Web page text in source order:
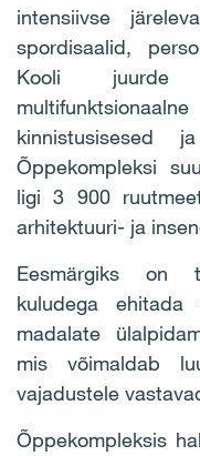
intensiivse
spordisaalid,
Kooli juurde
kinnistusisesed
Õppekompleksi
ligi 3 900
arhitektuuri- ja
Eesmärgiks on
kuludega ehitada
madalate
mis võimaldab
vajadustele
Õppekompleksis